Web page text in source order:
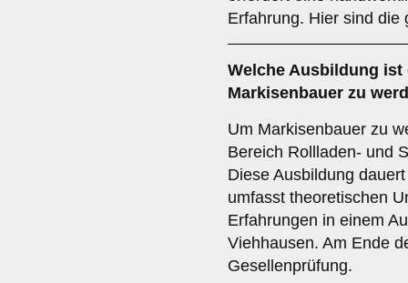
Erfahrung. Hier sind die
Welche Ausbildung ist
Markisenbauer zu
Um Markisenbauer zu
Bereich Rollladen- und
Diese Ausbildung
umfasst theoretischen
Erfahrungen in einem
Viehhausen. Am Ende
Gesellenprüfung.